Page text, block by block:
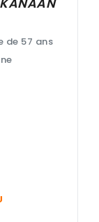
de 57 ans